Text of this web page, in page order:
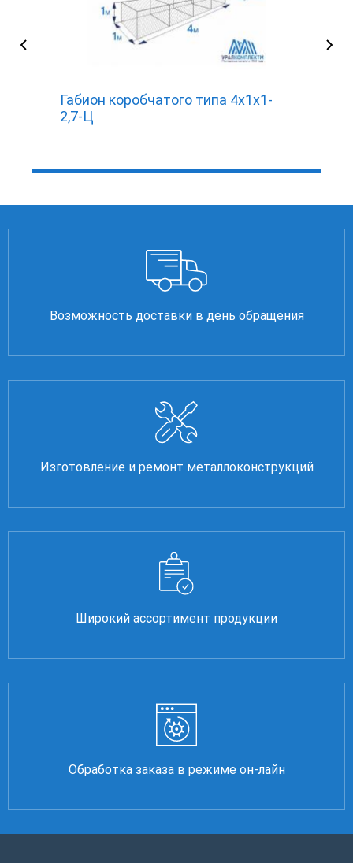
Габион коробчатого типа 4х1х1-
2,7-Ц
Возможность доставки в день обращения
Изготовление и ремонт металлоконструкций
Широкий ассортимент продукции
Обработка заказа в режиме он-лайн